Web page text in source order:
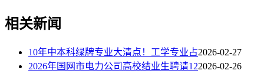
相关新闻
10年中本科绿牌专业大清点！工学专业占2026-02-27
2026年国网市电力公司高校结业生聘请122026-02-26